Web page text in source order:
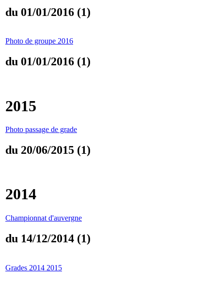
du 01/01/2016 (1)
Photo de groupe 2016
du 01/01/2016 (1)
2015
Photo passage de grade
du 20/06/2015 (1)
2014
Championnat d'auvergne
du 14/12/2014 (1)
Grades 2014 2015